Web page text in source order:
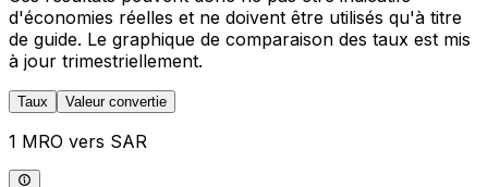
d'économies réelles et ne doivent être utilisés qu'à titre
de guide. Le graphique de comparaison des taux est mis
à jour trimestriellement.
Taux Valeur convertie
1 MRO vers SAR